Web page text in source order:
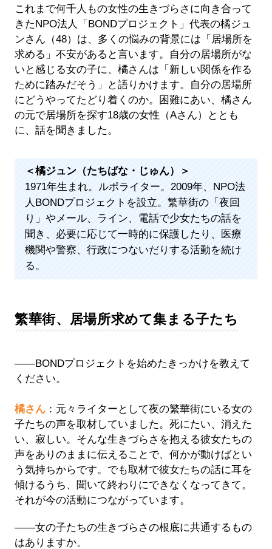
これまで何千人もの女性の生きづらさに向き合って
きたNPO法人「BONDプロジェクト」代表の橘ジュ
ンさん（48）は、多くの悩みの背景には「居場所を
求める」不安があると言います。自分の居場所がな
いと感じる女の子に、橘さんは「新しい関係を作る
ために踏みだそう」と語りかけます。自分の居場所
にどうやってたどり着くのか。困難にあい、橘さん
の元で居場所を探す18歳の女性（Aさん）ととも
に、話を聞きました。
＜橘ジュン（たちばな・じゅん）＞
1971年生まれ。ルポライター。2009年、NPO法
人BONDプロジェクトを設立。繁華街の「夜回
り」やメール、ライン、電話で少女たちの話を
聞き、必要に応じて一時的に保護したり、医療
機関や警察、行政につないだりする活動を続け
る。
繁華街、居場所求めて集まる子たち
――BONDプロジェクトを始めたきっかけを教えて
ください。
橘さん：元々ライターとして夜の繁華街にいる女の
子たちの声を取材していました。死にたい、消えた
い、寂しい。そんな生きづらさを抱える彼女たちの
声をありのままに伝えることで、何かが動けばとい
う気持ちからです。でも取材で彼女たちの話に耳を
傾けるうち、聞いて終わりにできなくなってきて。
それが今の活動につながっています。
――女の子たちの生きづらさの根底に共通するもの
はありますか。